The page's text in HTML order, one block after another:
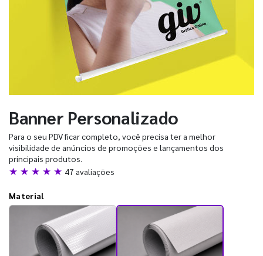
Banner Personalizado
Para o seu PDV ficar completo, você precisa ter a melhor
visibilidade de anúncios de promoções e lançamentos dos
principais produtos.
★ ★ ★ ★ ★ 47 avaliações
Material